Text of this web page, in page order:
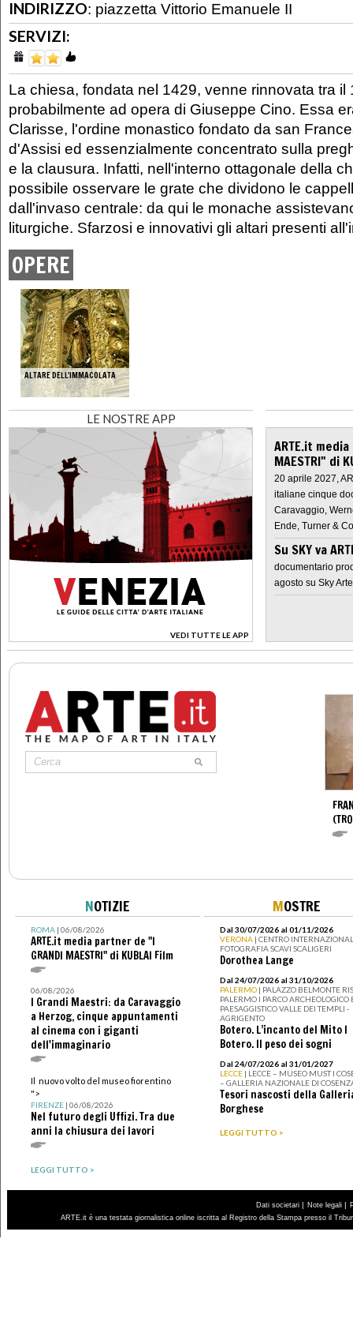
INDIRIZZO: piazzetta Vittorio Emanuele II
SERVIZI:
La chiesa, fondata nel 1429, venne rinnovata tra il
probabilmente ad opera di Giuseppe Cino. Essa
Clarisse, l'ordine monastico fondato da san
d'Assisi ed essenzialmente concentrato sulla
e la clausura. Infatti, nell'interno ottagonale della
possibile osservare le grate che dividono le
dall'invaso centrale: da qui le monache
liturgiche. Sfarzosi e innovativi gli altari presenti
OPERE
ALTARE DELL'IMMACOLATA
LE NOSTRE APP
VEDI TUTTE LE APP
>
ARTE.it
MAESTRI" di
20 aprile 2027,
italiane cinque
Caravaggio,
Ende, Turner &
Su SKY va
documentario
agosto su Sky Arte
NOTIZIE
ROMA| 06/08/2026
ARTE.it media partner de "I
GRANDI MAESTRI" di KUBLAI Film
06/08/2026
I Grandi Maestri: da Caravaggio
a Herzog, cinque appuntamenti
al cinema con i giganti
dell'immaginario
Il nuovo volto del museo fiorentino
">
FIRENZE| 06/08/2026
Nel futuro degli Uffizi. Tra due
anni la chiusura dei lavori
LEGGI TUTTO >
MOSTRE
Dal 30/07/2026 al 01/11/2026
VERONA | CENTRO
FOTOGRAFIA SCAVI SCALIGERI
Dorothea Lange
Dal 24/07/2026 al 31/10/2026
PALERMO | PALAZZO BELMONTE
PALERMO I PARCO ARCHEOLOGICO
PAESAGGISTICO VALLE DEI TEMPLI -
AGRIGENTO
Botero. L’incanto del Mito I
Botero. Il peso dei sogni
Dal 24/07/2026 al 31/01/2027
LECCE | LECCE – MUSEO MUST I
– GALLERIA NAZIONALE DI
Tesori nascosti della
Borghese
LEGGI TUTTO >
Dati societari | Note legali |
ARTE.it è una testata giornalistica online iscritta al Registro della Stampa presso il